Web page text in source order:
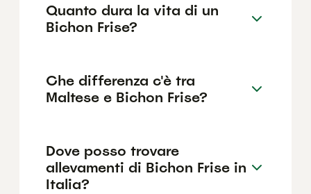
Quanto dura la vita di un
Bichon Frise?
Che differenza c'è tra
Maltese e Bichon Frise?
Dove posso trovare
allevamenti di Bichon Frise in
Italia?